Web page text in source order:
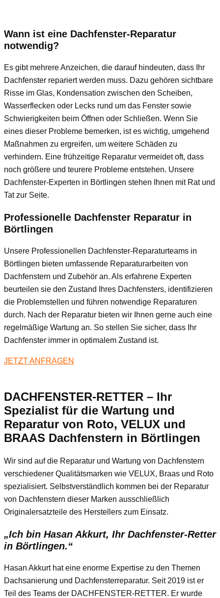
Wann ist eine Dachfenster-Reparatur
notwendig?
Es gibt mehrere Anzeichen, die darauf hindeuten, dass Ihr
Dachfenster repariert werden muss. Dazu gehören sichtbare
Risse im Glas, Kondensation zwischen den Scheiben,
Wasserflecken oder Lecks rund um das Fenster sowie
Schwierigkeiten beim Öffnen oder Schließen. Wenn Sie
eines dieser Probleme bemerken, ist es wichtig, umgehend
Maßnahmen zu ergreifen, um weitere Schäden zu
verhindern. Eine frühzeitige Reparatur vermeidet oft, dass
noch größere und teurere Probleme entstehen. Unsere
Dachfenster-Experten in Börtlingen stehen Ihnen mit Rat und
Tat zur Seite.
Professionelle Dachfenster Reparatur in
Börtlingen
Unsere Professionellen Dachfenster-Reparaturteams in
Börtlingen bieten umfassende Reparaturarbeiten von
Dachfenstern und Zubehör an. Als erfahrene Experten
beurteilen sie den Zustand Ihres Dachfensters, identifizieren
die Problemstellen und führen notwendige Reparaturen
durch. Nach der Reparatur bieten wir Ihnen gerne auch eine
regelmäßige Wartung an. So stellen Sie sicher, dass Ihr
Dachfenster immer in optimalem Zustand ist.
JETZT ANFRAGEN
DACHFENSTER-RETTER – Ihr
Spezialist für die Wartung und
Reparatur von Roto, VELUX und
BRAAS Dachfenstern in Börtlingen
Wir sind auf die Reparatur und Wartung von Dachfenstern
verschiedener Qualitätsmarken wie VELUX, Braas und Roto
spezialisiert. Selbstverständlich kommen bei der Reparatur
von Dachfenstern dieser Marken ausschließlich
Originalersatzteile des Herstellers zum Einsatz.
„Ich bin Hasan Akkurt, Ihr Dachfenster-Retter
in Börtlingen.“
Hasan Akkurt hat eine enorme Expertise zu den Themen
Dachsanierung und Dachfensterreparatur. Seit 2019 ist er
Teil des Teams der DACHFENSTER-RETTER. Er wurde